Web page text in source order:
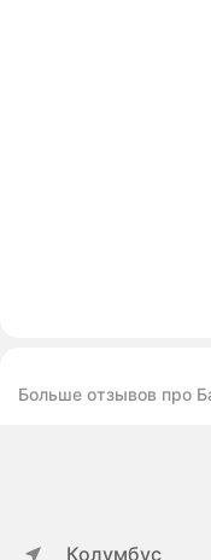
Больше отзывов про
Колумбус